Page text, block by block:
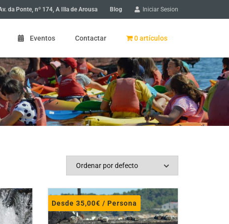
da Ponte, nº 174, A Illa de Arousa Blog Iniciar Sesion
de Arousa: paseo en bicicleta
niños
Eventos Contactar 0 artículos
Desde35,00€ / Persona